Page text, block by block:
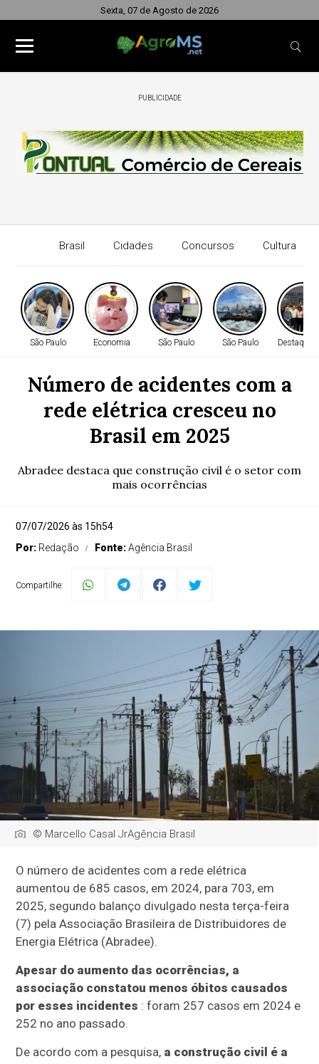
Sexta, 07 de Agosto de 2026
PUBLICIDADE
Brasil Cidades Concursos Cultura
São Paulo Economia São Paulo São Paulo
Número de acidentes com a
rede elétrica cresceu no
Brasil em 2025
Abradee destaca que construção civil é o setor com
mais ocorrências
07/07/2026 às 15h54
Por: Redação Fonte:Agência Brasil
Compartilhe:
© Marcello Casal JrAgência Brasil
O número de acidentes com a rede elétrica
aumentou de 685 casos, em 2024, para 703, em
2025, segundo balanço divulgado nesta terça-feira
(7) pela Associação Brasileira de Distribuidores de
Energia Elétrica (Abradee).
Apesar do aumento das ocorrências, a
associação constatou menos óbitos causados
por esses incidentes : foram 257 casos em 2024 e
252 no ano passado.
De acordo com a pesquisa, a construção civil é a